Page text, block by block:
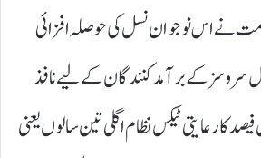
نے اس نوجوان نسل کی حوصلہ افزائی
سروسز کے برآمد کنندگان کے لیے نافذ
کا رعایتی ٹیکس نظام اگلی تین سالوں یعنی